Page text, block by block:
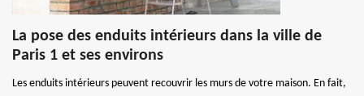
La pose des enduits intérieurs dans la ville de
Paris 1 et ses environs
Les enduits intérieurs peuvent recouvrir les murs de votre maison. En fait,